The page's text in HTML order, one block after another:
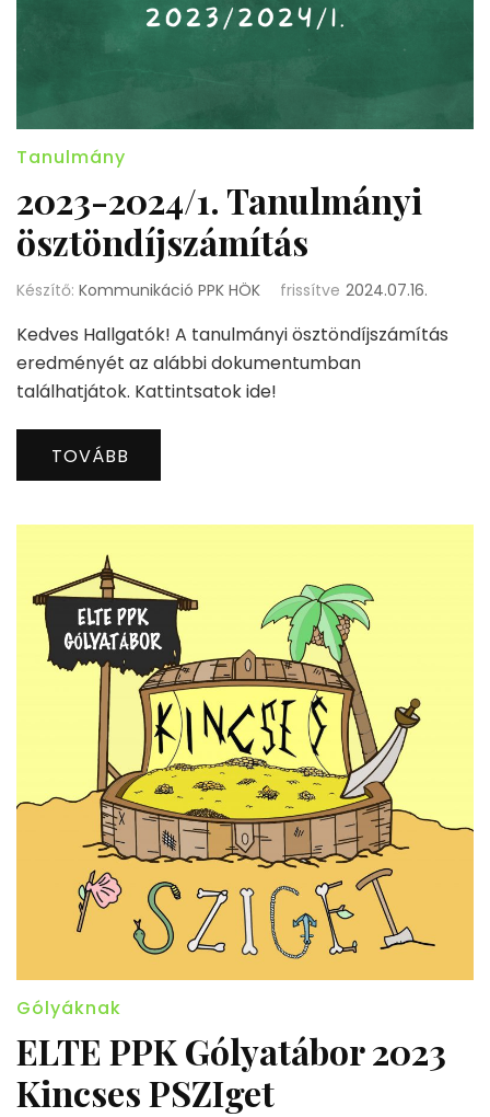
Tanulmány
2023-2024/1. Tanulmányi
ösztöndíjszámítás
Készítő: Kommunikáció PPK HÖK frissítve 2024.07.16.
Kedves Hallgatók! A tanulmányi ösztöndíjszámítás
eredményét az alábbi dokumentumban
találhatjátok. Kattintsatok ide!
TOVÁBB
Gólyáknak
ELTE PPK Gólyatábor 2023
Kincses PSZIget